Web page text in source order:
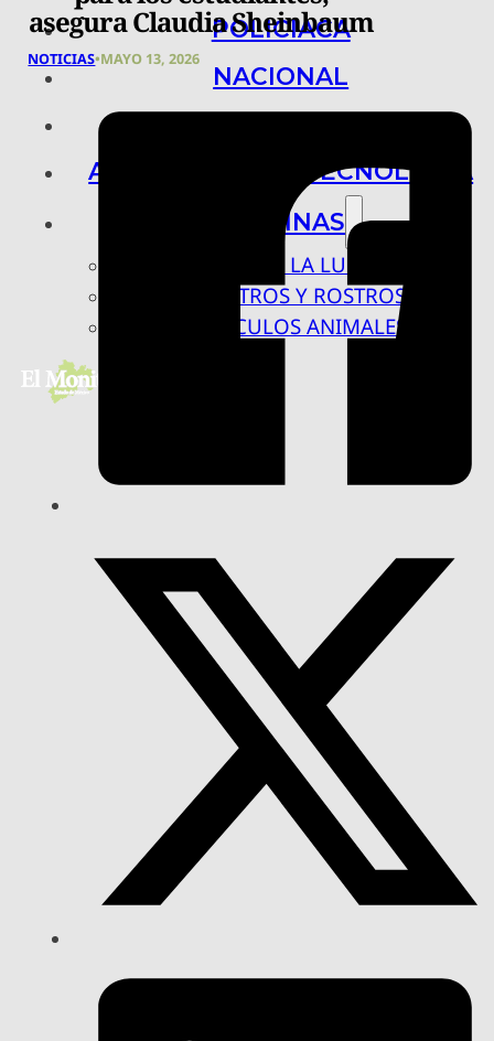
POLICIACA
NACIONAL
ARTE, CIENCIA Y TECNOLOGÍA
COLUMNAS
BAJO LA LUPA
RASTROS Y ROSTROS
VÍNCULOS ANIMALES
asegura Claudia Sheinbaum
NOTICIAS•MAYO 13, 2026